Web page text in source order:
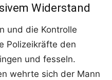
Widerstand
und die Kontrolle
Polizeikräfte den
und fesseln.
wehrte sich der Mann